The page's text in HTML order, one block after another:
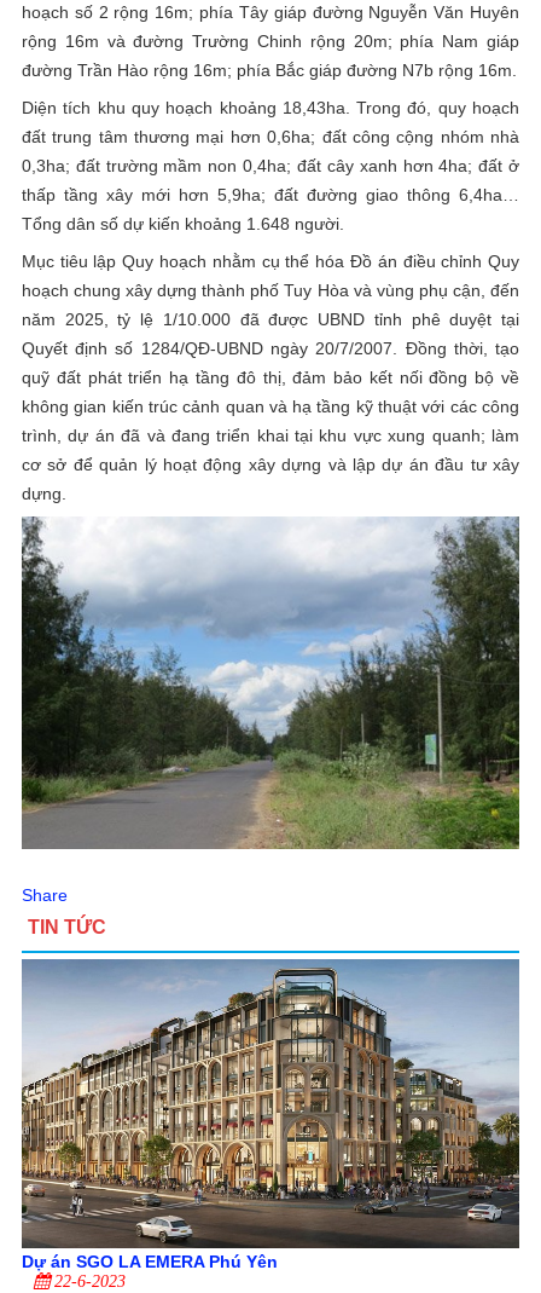
hoạch số 2 rộng 16m; phía Tây giáp đường Nguyễn Văn Huyên
rộng 16m và đường Trường Chinh rộng 20m; phía Nam giáp
đường Trần Hào rộng 16m; phía Bắc giáp đường N7b rộng 16m.
Diện tích khu quy hoạch khoảng 18,43ha. Trong đó, quy hoạch
đất trung tâm thương mại hơn 0,6ha; đất công cộng nhóm nhà
0,3ha; đất trường mầm non 0,4ha; đất cây xanh hơn 4ha; đất ở
thấp tầng xây mới hơn 5,9ha; đất đường giao thông 6,4ha…
Tổng dân số dự kiến khoảng 1.648 người.
Mục tiêu lập Quy hoạch nhằm cụ thể hóa Đồ án điều chỉnh Quy
hoạch chung xây dựng thành phố Tuy Hòa và vùng phụ cận, đến
năm 2025, tỷ lệ 1/10.000 đã được UBND tỉnh phê duyệt tại
Quyết định số 1284/QĐ-UBND ngày 20/7/2007. Đồng thời, tạo
quỹ đất phát triển hạ tầng đô thị, đảm bảo kết nối đồng bộ về
không gian kiến trúc cảnh quan và hạ tầng kỹ thuật với các công
trình, dự án đã và đang triển khai tại khu vực xung quanh; làm
cơ sở để quản lý hoạt động xây dựng và lập dự án đầu tư xây
dựng.
Share
TIN TỨC
Dự án SGO LA EMERA Phú Yên
22-6-2023